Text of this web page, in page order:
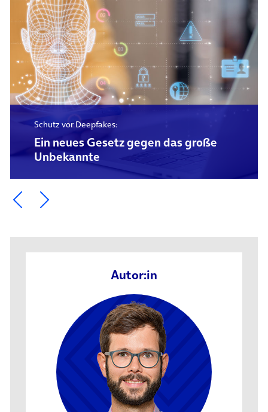
Schutz vor Deepfakes:
Ein neues Gesetz gegen das große
Unbekannte
Ein Element zurück blättern
Ein Element weiter blättern
Autor:in